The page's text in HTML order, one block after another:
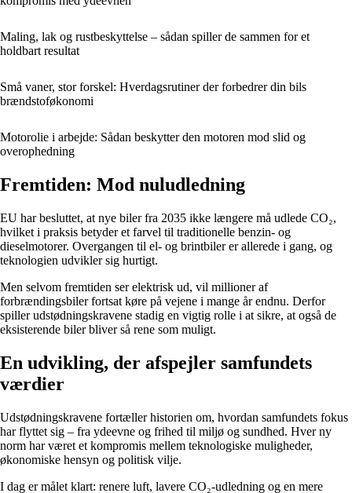
Maling, lak og rustbeskyttelse – sådan spiller de sammen for et
holdbart resultat
Små vaner, stor forskel: Hverdagsrutiner der forbedrer din bils
brændstoføkonomi
Motorolie i arbejde: Sådan beskytter den motoren mod slid og
overophedning
Fremtiden: Mod nuludledning
EU har besluttet, at nye biler fra 2035 ikke længere må udlede CO₂,
hvilket i praksis betyder et farvel til traditionelle benzin- og
dieselmotorer. Overgangen til el- og brintbiler er allerede i gang, og
teknologien udvikler sig hurtigt.
Men selvom fremtiden ser elektrisk ud, vil millioner af
forbrændingsbiler fortsat køre på vejene i mange år endnu. Derfor
spiller udstødningskravene stadig en vigtig rolle i at sikre, at også de
eksisterende biler bliver så rene som muligt.
En udvikling, der afspejler samfundets
værdier
Udstødningskravene fortæller historien om, hvordan samfundets fokus
har flyttet sig – fra ydeevne og frihed til miljø og sundhed. Hver ny
norm har været et kompromis mellem teknologiske muligheder,
økonomiske hensyn og politisk vilje.
I dag er målet klart: renere luft, lavere CO₂-udledning og en mere